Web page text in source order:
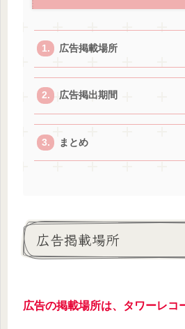
広告掲載場所
広告掲出期間
まとめ
広告掲載場所
広告の掲載場所は、タワーレコ